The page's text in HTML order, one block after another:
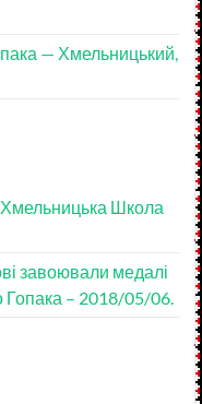
— Хмельницький,
Школа
завоювали медалі
Гопака – 2018/05/06.